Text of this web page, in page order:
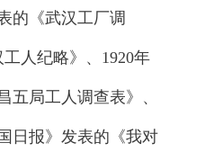
的《武汉工厂调
人纪略》、1920年
五局工人调查表》、
日报》发表的《我对